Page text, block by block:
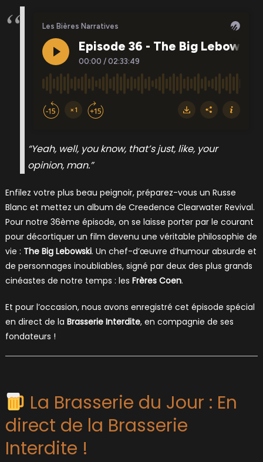
“Yeah, well, you know, that’s just, like, your
opinion, man.”
Enfilez votre plus beau peignoir, préparez-vous un Russe
Blanc et mettez un album de Creedence Clearwater Revival.
Pour notre 36ème épisode, on se laisse porter par le courant
pour décortiquer un film devenu une véritable philosophie de
vie : The Big Lebowski. Un chef-d’œuvre d’humour absurde et
de personnages inoubliables, signé par deux des plus grands
cinéastes de notre temps : les Frères Coen.
Et pour l’occasion, nous avons enregistré cet épisode spécial
en direct de la Brasserie Interdite, en compagnie de ses
fondateurs !
La Brasserie du Jour : En
direct de la Brasserie
Interdite !